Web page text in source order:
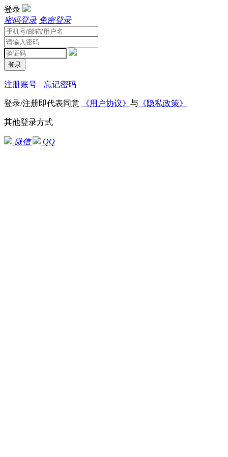
登录
密码登录 免密登录
登录
注册账号 忘记密码
登录/注册即代表同意 《用户协议》 与 《隐私政策》
其他登录方式
微信 QQ